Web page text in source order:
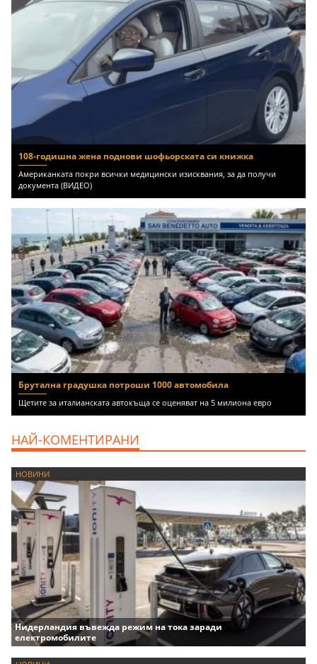
108-годишна жена поднови шофьорската си книжка
Американката покри всички медицински изисквания, за да получи
документа (ВИДЕО)
Брутална градушка потроши 1000 автомобила
Щетите за италианската автокъща се оценяват на 5 милиона евро
НАЙ-КОМЕНТИРАНИ
НОВИНИ
Нидерландия въвежда режим на тока заради
електромобилите